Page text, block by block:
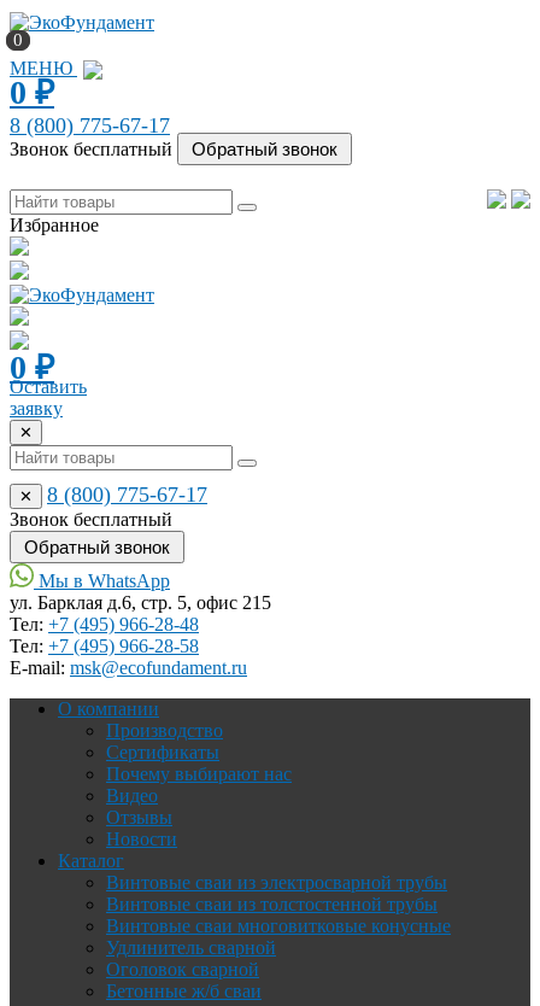
МЕНЮ
0
0 ₽
8 (800) 775-67-17
Звонок бесплатный
Избранное
0
0 ₽
Оставить
заявку
✕
✕ 8 (800) 775-67-17
Звонок бесплатный
Мы в WhatsApp
ул. Барклая д.6, стр. 5, офис 215
Тел: +7 (495) 966-28-48
Тел: +7 (495) 966-28-58
Е-mail: msk@ecofundament.ru
О компании
Производство
Сертификаты
Почему выбирают нас
Видео
Отзывы
Новости
Каталог
Винтовые сваи из электросварной трубы
Винтовые сваи из толстостенной трубы
Винтовые сваи многовитковые конусные
Удлинитель сварной
Оголовок сварной
Бетонные ж/б сваи